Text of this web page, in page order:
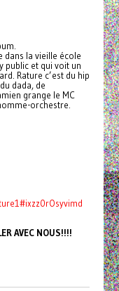
dans la vieille école
public et qui voit un
Rature c’est du hip
dada, de
grange le MC
orchestre.
AVEC NOUS!!!!